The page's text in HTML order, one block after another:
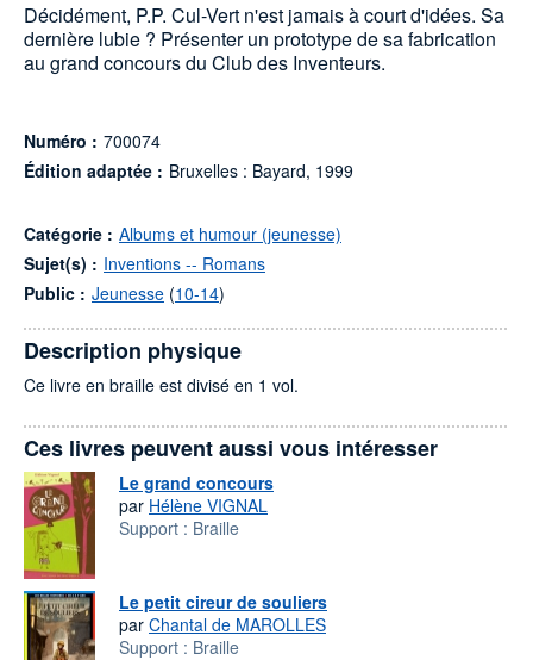
Décidément, P.P. Cul-Vert n'est jamais à court d'idées. Sa
dernière lubie ? Présenter un prototype de sa fabrication
au grand concours du Club des Inventeurs.
Numéro : 700074
Édition adaptée : Bruxelles : Bayard, 1999
Catégorie : Albums et humour (jeunesse)
Sujet(s) : Inventions -- Romans
Public : Jeunesse (10-14)
Description physique
Ce livre en braille est divisé en 1 vol.
Ces livres peuvent aussi vous intéresser
Le grand concours
par Hélène VIGNAL
Support : Braille
Le petit cireur de souliers
par Chantal de MAROLLES
Support : Braille